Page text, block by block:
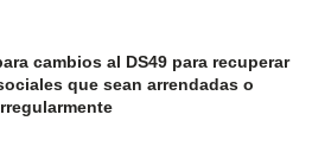
cambios al DS49 para recuperar
que sean arrendadas o